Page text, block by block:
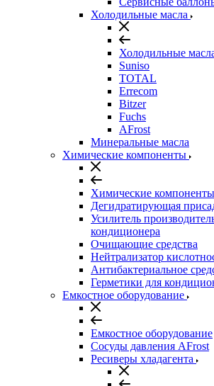
Холодильные масла
Холодильные
Suniso
TOTAL
Errecom
Bitzer
Fuchs
AFrost
Минеральные масла
Химические компоненты
Химические компоненты
Дегидратирующая
Усилитель
кондиционера
Очищающие средства
Нейтрализатор
Антибактериальное
Герметики для
Емкостное оборудование
Емкостное оборудование
Сосуды давления AFrost
Ресиверы хладагента